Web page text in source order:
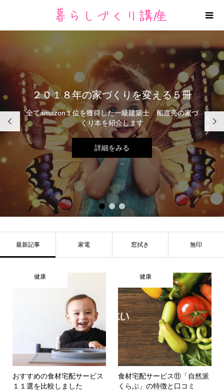

２０１８年の家づくりを変える５冊
全てamazon１位を獲得した一級建築士 船渡亮の家づ
くり本を紹介します
詳細をみる

1 2 3
最新記事 家電 窓拭き 無印
健康
おすすめの食材宅配サービス
１１選を比較しました
健康
食材宅配サービス⑪「自然派
くらぶ」の特徴と口コミ